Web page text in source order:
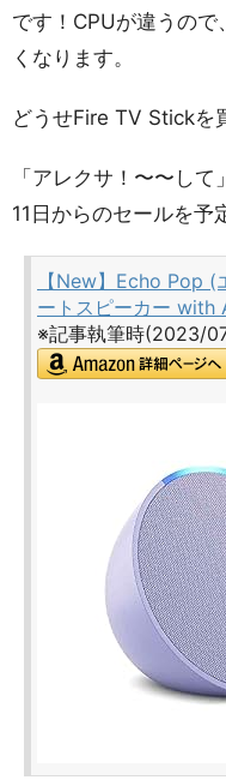
です！CPUが違うの
くなります。
どうせFire TV Stickを
「アレクサ！〜〜し
11日からのセールを予
【New】Echo Pop
ートスピーカー with
※記事執筆時(2023/